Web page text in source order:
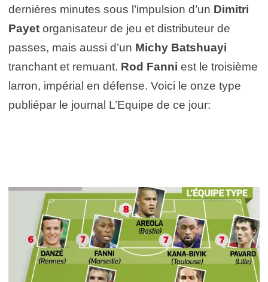
dernières minutes sous l’impulsion d’un Dimitri
Payet organisateur de jeu et distributeur de
passes, mais aussi d’un Michy Batshuayi
tranchant et remuant. Rod Fanni est le troisième
larron, impérial en défense. Voici le onze type
publiépar le journal L’Equipe de ce jour: